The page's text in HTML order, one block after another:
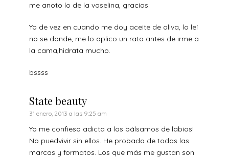
me anoto lo de la vaselina, gracias.
Yo de vez en cuando me doy aceite de oliva, lo leí
no se donde, me lo aplico un rato antes de irme a
la cama,hidrata mucho.
bssss
State beauty
31 enero, 2013 a las 9:25 am
Yo me confieso adicta a los bálsamos de labios!
No puedvivir sin ellos. He probado de todas las
marcas y formatos. Los que más me gustan son